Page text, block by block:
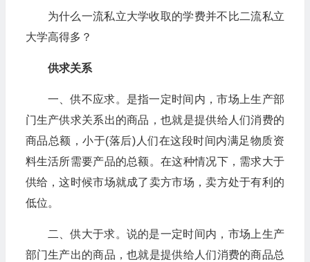
为什么一流私立大学收取的学费并不比二流私立
大学高得多？
供求关系
一、供不应求。是指一定时间内，市场上生产部
门生产供求关系出的商品，也就是提供给人们消费的
商品总额，小于(落后)人们在这段时间内满足物质资
料生活所需要产品的总额。在这种情况下，需求大于
供给，这时候市场就成了卖方市场，卖方处于有利的
低位。
二、供大于求。说的是一定时间内，市场上生产
部门生产出的商品，也就是提供给人们消费的商品总